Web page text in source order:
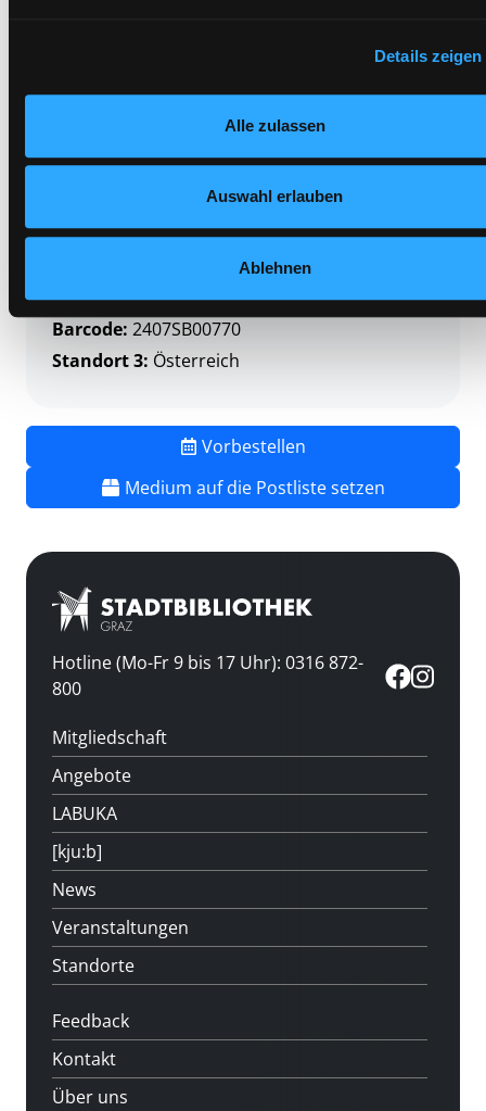
Datenschutzerklärungund in unseremImpressum.
Details zeigen
Alle zulassen
Auswahl erlauben
Ablehnen
Standort 2:Ausleihe
Vorbestellungen:0
Frist:
Barcode: 2407SB00770
Standort 3: Österreich
Vorbestellen
Medium auf die Postliste setzen
Hotline (Mo-Fr 9 bis 17 Uhr): 0316 872-
800
Mitgliedschaft
Angebote
LABUKA
[kju:b]
News
Veranstaltungen
Standorte
Feedback
Kontakt
Über uns